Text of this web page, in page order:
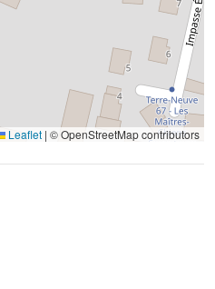
Leaflet | © OpenStreetMap contributors